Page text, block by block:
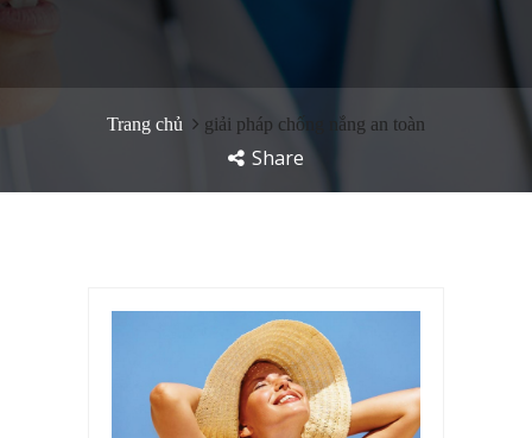
Trang chủ giải pháp chống nắng an toàn
Share